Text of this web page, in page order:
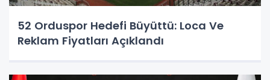
52 Orduspor Hedefi Büyüttü: Loca Ve
Reklam Fiyatları Açıklandı